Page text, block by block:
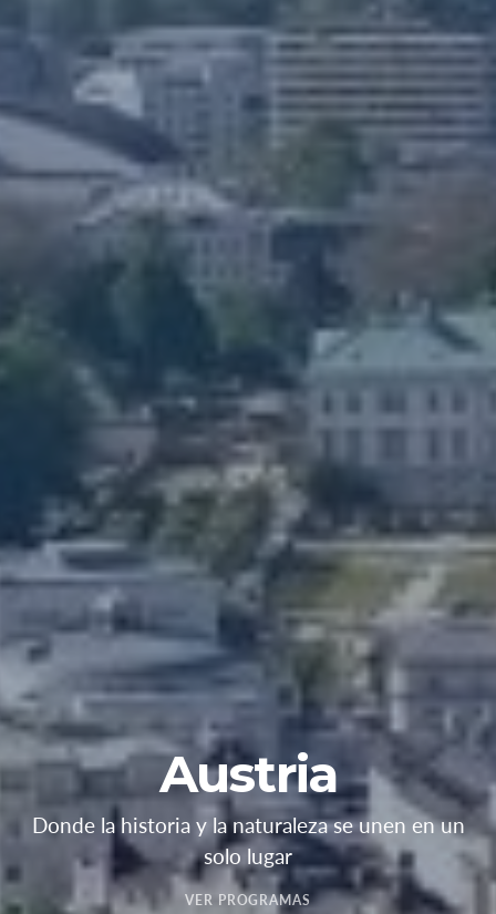
Austria
Donde la historia y la naturaleza se unen en un
solo lugar
VER PROGRAMAS